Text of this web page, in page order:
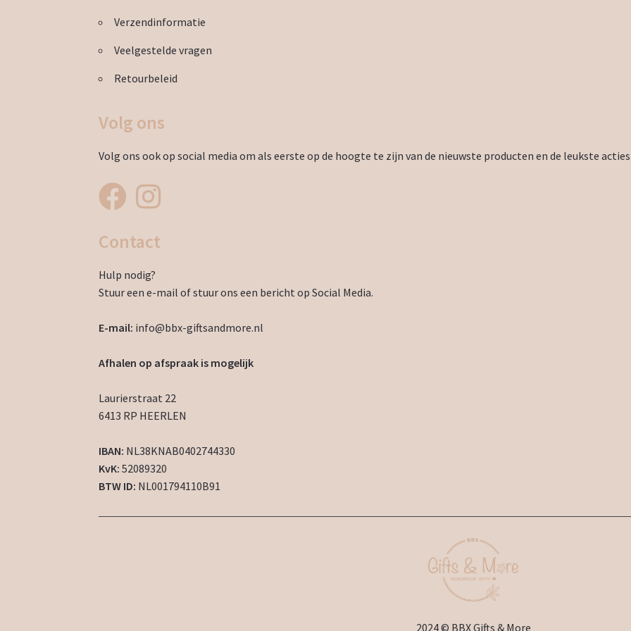
Verzendinformatie
Veelgestelde vragen
Retourbeleid
Volg ons
Volg ons ook op social media om als eerste op de hoogte te zijn van de nieuwste producten en de leukste
Contact
Hulp nodig?
Stuur een e-mail of stuur ons een bericht op Social Media.
E-mail: info@bbx-giftsandmore.nl
Afhalen op afspraak is mogelijk
Laurierstraat 22
6413 RP HEERLEN
IBAN: NL38KNAB0402744330
KvK: 52089320
BTW ID: NL001794110B91
2024 © BBX Gifts & More